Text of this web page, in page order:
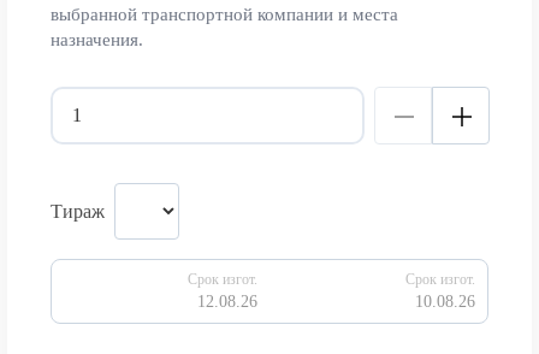
выбранной транспортной компании и места
назначения.
Тираж
Срок изгот.
12.08.26
Срок изгот.
10.08.26